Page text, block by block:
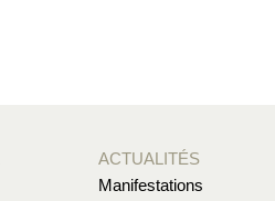
ACTUALITÉS
Manifestations